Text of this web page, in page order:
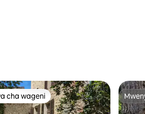
cha wageni
cha wageni